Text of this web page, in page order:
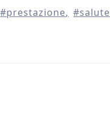
prestazione salute